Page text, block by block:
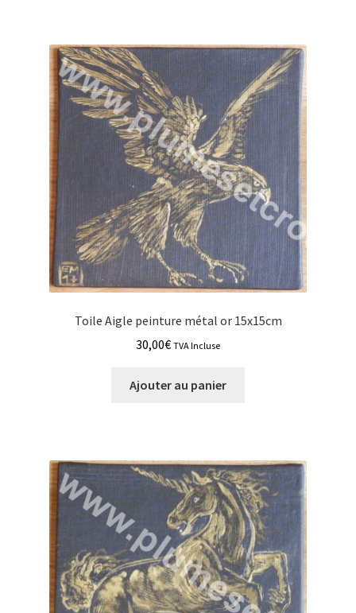
Toile Aigle peinture métal or 15x15cm
30,00€ TVA Incluse
Ajouter au panier